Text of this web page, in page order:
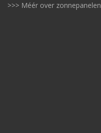
>>> Méér over zonnepanelen